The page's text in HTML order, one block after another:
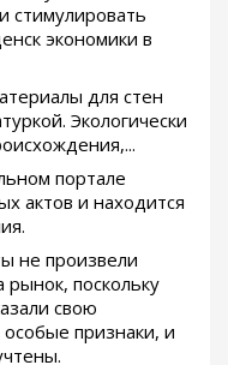
стимулировать
экономики в
для стен
Экологически
портале
актов и находится
не произвели
рынок, поскольку
свою
признаки, и